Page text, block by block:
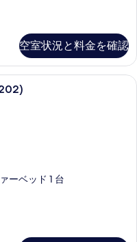
空室状況と料金を確認
ドミニアム 1 ベッドルーム
ーベッド 1 台